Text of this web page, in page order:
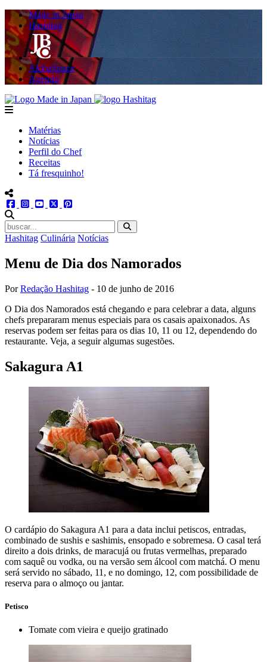
Made in Japan
Hashitag
AkibaSpace
Agenda
Powered By Made in Japan
Hashitag
menu
Matérias
Notícias
Perfil do Chef
Receitas
Tá fresquinho!
menu redes social
facebookinstagram
youtube
twitter
Hashitag Culinária Notícias
Menu de Dia dos Namorados
PorRedação Hashitag - 10 de junho de 2016
O Dia dos Namorados está chegando e para celebrar a data, alguns
chefs prepararam menus especiais para os casais apaixonados. As
reservas podem ser feitas para os dias 10, 11 ou 12, dependendo do
restaurante. Veja, a seguir algumas sugestões.
Sakagura A1
O cardápio do Sakagura A1 para a data inclui petiscos, entradas,
combinado de sushis e sashimis, ensopado e sobremesa. O casal terá
direito a dois drinks, de maracujá ou frutas vermelhas, preparado
com saquê ou vodka, ou na versão sem álcool com matchá. O menu
será servido no sábado, 11, e no domingo, 12, com possibilidade de
reserva para o almoço ou jantar.
Petisco
Tomate com vieira e queijo gratinado